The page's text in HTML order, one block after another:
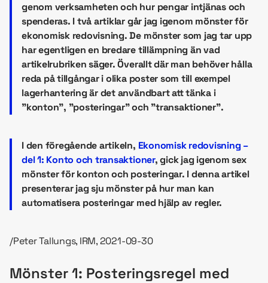
genom verksamheten och hur pengar intjänas och
spenderas. I två artiklar går jag igenom mönster för
ekonomisk redovisning. De mönster som jag tar upp
har egentligen en bredare tillämpning än vad
artikelrubriken säger. Överallt där man behöver hålla
reda på tillgångar i olika poster som till exempel
lagerhantering är det användbart att tänka i
”konton”, ”posteringar” och ”transaktioner”.
I den föregående artikeln, Ekonomisk redovisning –
del 1: Konto och transaktioner, gick jag igenom sex
mönster för konton och posteringar. I denna artikel
presenterar jag sju mönster på hur man kan
automatisera posteringar med hjälp av regler.
/Peter Tallungs, IRM, 2021-09-30
Mönster 1: Posteringsregel med